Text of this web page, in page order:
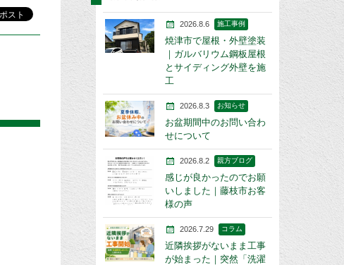
2026.8.6 施工事例
焼津市で屋根・外壁塗装
｜ガルバリウム鋼板屋根
とサイディング外壁を施
工
2026.8.3 お知らせ
お盆期間中のお問い合わ
せについて
2026.8.2 親方ブログ
感じが良かったのでお願
いしました｜藤枝市お客
様の声
2026.7.29 コラム
近隣挨拶がないまま工事
が始まった｜突然「洗濯